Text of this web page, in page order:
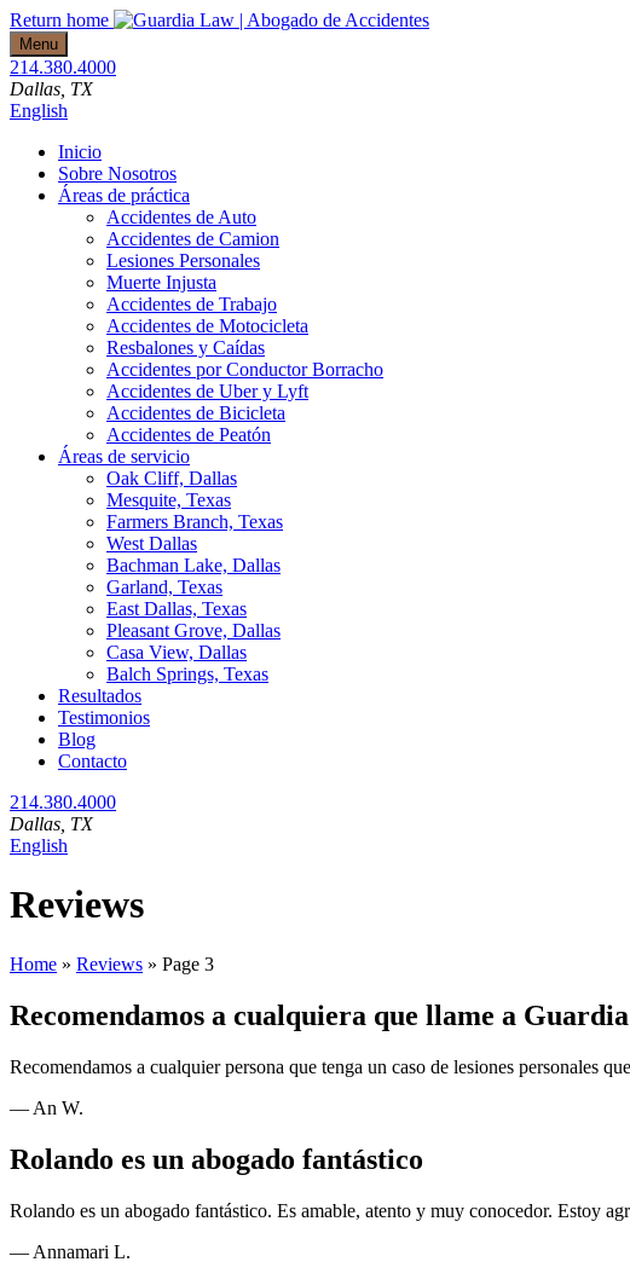
Skip
to
content
Return home
Menu
214.380.4000
Dallas , TX
English
Inicio
Sobre Nosotros
Áreas de práctica
Accidentes de Auto
Accidentes de Camion
Lesiones Personales
Muerte Injusta
Accidentes de Trabajo
Accidentes de Motocicleta
Resbalones y Caídas
Accidentes por Conductor Borracho
Accidentes de Uber y Lyft
Accidentes de Bicicleta
Accidentes de Peatón
Áreas de servicio
Oak Cliff, Dallas
Mesquite, Texas
Farmers Branch, Texas
West Dallas
Bachman Lake, Dallas
Garland, Texas
East Dallas, Texas
Pleasant Grove, Dallas
Casa View, Dallas
Balch Springs, Texas
Resultados
Testimonios
Blog
Contacto
214.380.4000
Dallas , TX
English
Archivos:
Reviews
Home » Reviews » Page 3
Recomendamos a cualquiera que llame a
Recomendamos a cualquier persona que tenga un caso de lesiones personales
— An W.
Rolando es un abogado fantástico
Rolando es un abogado fantástico. Es amable, atento y muy conocedor. Estoy
— Annamari L.